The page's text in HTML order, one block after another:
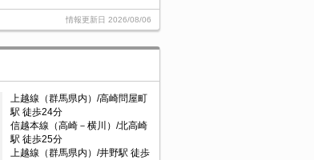
情報更新日 2026/08/06
上越線（群馬県内）/高崎問屋町
駅 徒歩24分
信越本線（高崎－横川）/北高崎
駅 徒歩25分
上越線（群馬県内）/井野駅 徒歩